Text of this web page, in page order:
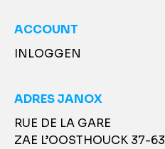
ACCOUNT
INLOGGEN
ADRES JANOX
RUE DE LA GARE
ZAE L’OOSTHOUCK 37-63